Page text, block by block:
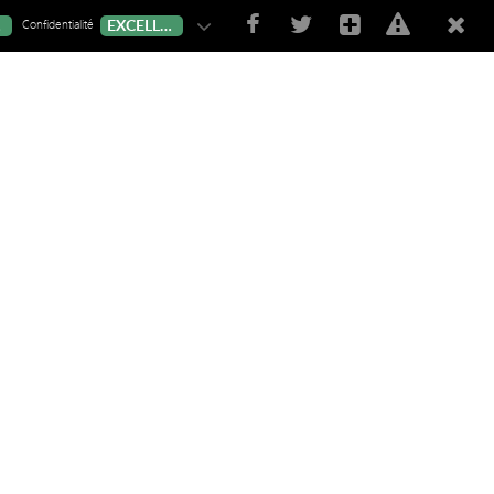
Confidentialité EXCELLENT